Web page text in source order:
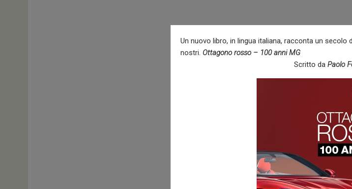
Un nuovo libro, in lingua italiana, racconta un secolo
nostri. Ottagono rosso – 100 anni MG
Scritto da Paolo